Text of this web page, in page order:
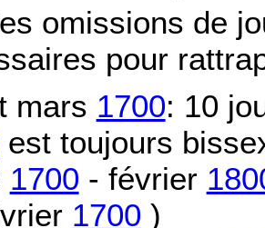
omissions de
pour
mars 1700: 10
est toujours
1700 - février
1700 )